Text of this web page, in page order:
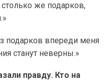
же подарков,
подарков впереди меня
станут неверны.»
правду. Кто на